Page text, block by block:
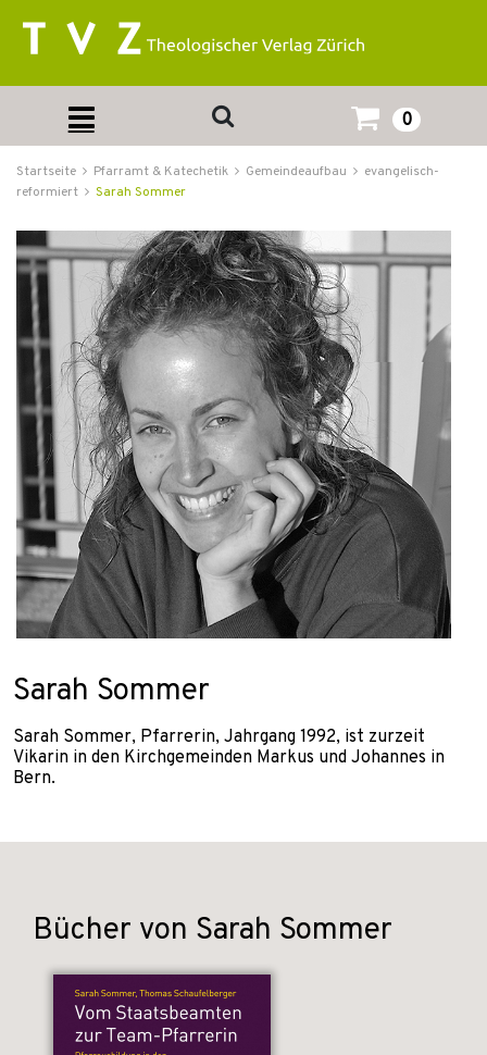
0
Startseite Pfarramt & Katechetik Gemeindeaufbau
evangelisch-
reformiert
Sarah Sommer
Sarah Sommer
Sarah Sommer, Pfarrerin, Jahrgang 1992, ist zurzeit
Vikarin in den Kirchgemeinden Markus und Johannes in
Bern.
Bücher von Sarah Sommer